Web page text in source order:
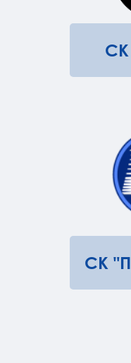
СК
СК